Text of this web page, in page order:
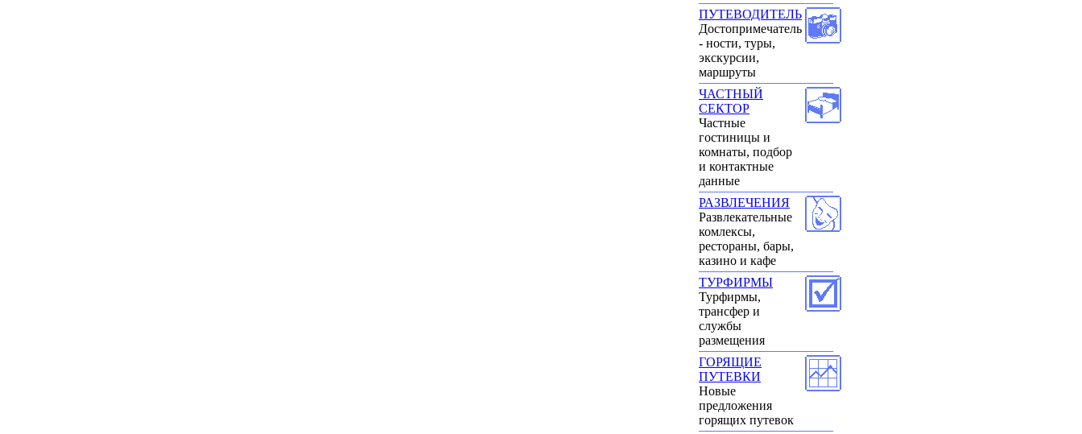
ПУТЕВОДИТЕЛЬ
Достопримечатель
- ности, туры,
экскурсии,
маршруты
ЧАСТНЫЙ
СЕКТОР
Частные
гостиницы и
комнаты, подбор
и контактные
данные
РАЗВЛЕЧЕНИЯ
Развлекательные
комлексы,
рестораны, бары,
казино и кафе
ТУРФИРМЫ
Турфирмы,
трансфер и
службы
размещения
ГОРЯЩИЕ
ПУТЕВКИ
Новые
предложения
горящих путевок